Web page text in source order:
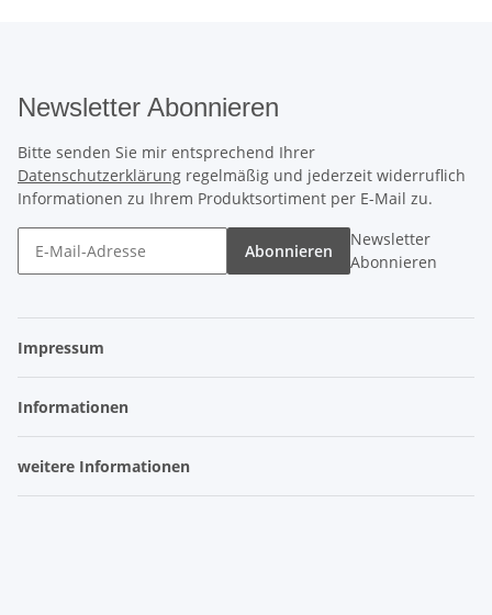
Newsletter Abonnieren
Bitte senden Sie mir entsprechend Ihrer
Datenschutzerklärung regelmäßig und jederzeit widerruflich
Informationen zu Ihrem Produktsortiment per E-Mail zu.
Abonnieren
Newsletter
Abonnieren
Impressum
Informationen
weitere Informationen